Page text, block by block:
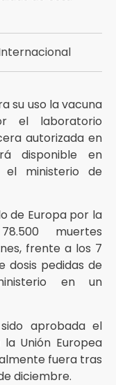
su uso la vacuna
el laboratorio
autorizada en
disponible en
el ministerio de
de Europa por la
muertes
frente a los 7
dosis pedidas de
en un
aprobada el
Unión Europea
fuera tras
diciembre.